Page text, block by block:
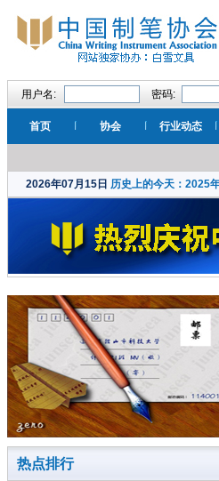
用户名: 密码:
首页 协会 行业动态
2026年07月15日 历史上的今天：2025
热点排行